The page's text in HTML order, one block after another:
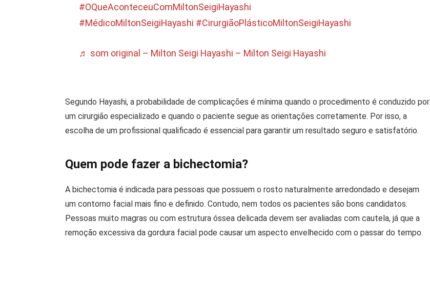
#OQueAconteceuComMiltonSeigiHayashi
#MédicoMiltonSeigiHayashi #CirurgiãoPlásticoMiltonSeigiHayashi
♬ som original – Milton Seigi Hayashi – Milton Seigi Hayashi
Segundo Hayashi, a probabilidade de complicações é mínima quando o procedimento é conduzido por
um cirurgião especializado e quando o paciente segue as orientações corretamente. Por isso, a
escolha de um profissional qualificado é essencial para garantir um resultado seguro e satisfatório.
Quem pode fazer a bichectomia?
A bichectomia é indicada para pessoas que possuem o rosto naturalmente arredondado e desejam
um contorno facial mais fino e definido. Contudo, nem todos os pacientes são bons candidatos.
Pessoas muito magras ou com estrutura óssea delicada devem ser avaliadas com cautela, já que a
remoção excessiva da gordura facial pode causar um aspecto envelhecido com o passar do tempo.